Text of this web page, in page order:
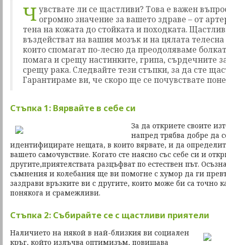
Ч увствате ли се щастливи? Това е важен
огромно значение за вашето здраве – от
тена на кожата до стойката и походката.
въздействат на вашия мозък и на цялата
които спомагат по-лесно да преодоляваме
помага и срещу настинките, грипа, сърдечните
срещу рака. Следвайте тези стъпки, за да сте
Гарантираме ви, че скоро ще се почувствате
Стъпка 1: Вярвайте в себе си
За да откриете своите
напред трябва добре да
идентифицирате нещата, в които вярвате, и да
вашето самочувствие. Когато сте наясно със себе си и
другите,приятелствата разцъфват по естествен път.
съмнения и колебания ще ви помогне с хумор да ги
заздрави връзките ви с другите, които може би са точно
понякога и срамежливи.
Стъпка 2: Събирайте се с щастливи приятели
Наличието на някой в най-близкия ви социален
кръг, който излъчва оптимизъм, повишава